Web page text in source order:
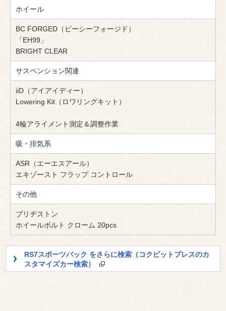
ホイール
BC FORGED（ビーシーフォージド）
「EH99」
BRIGHT CLEAR
サスペンション関連
iiD（アイアイディー）
Lowering Kit（ロワリングキット）
4輪アライメント測定＆調整作業
吸・排気系
ASR（エーエスアール）
エキゾースト フラップ コントロール
その他
ブリヂストン
ホイールボルト クローム 20pcs
RS7スポーツバック をさらに検索（コクピットプレスのカ
スタマイズカー検索）